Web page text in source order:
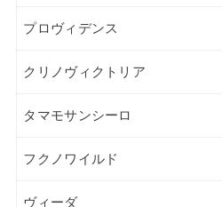
プロヴィデンス
クリノヴィクトリア
タマモサンシーロ
フクノワイルド
ヴィーダ